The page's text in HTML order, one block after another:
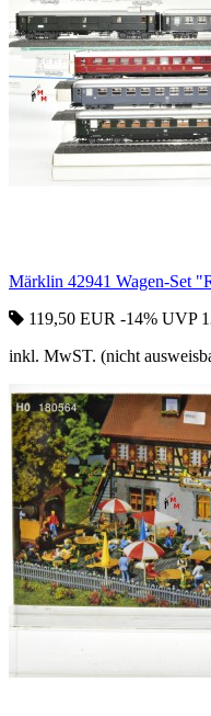
Märklin 42941 Wagen-Set
119,50 EUR -14% UVP
inkl. MwST. (nicht